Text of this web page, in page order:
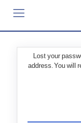
Lost your
address. You will